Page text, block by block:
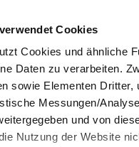
Cookies
Cookies und ähnliche
Daten zu verarbeiten.
sowie Elementen
Messungen/
und von
Nutzung der Website